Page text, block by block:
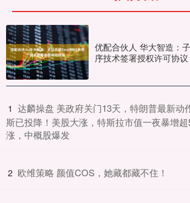
优配合伙人 华大智造：
序技术签署授权许可协议
1 达麟操盘 美政府关门13天，特朗普最新动
斯已投降！美股大涨，特斯拉市值一夜暴增
涨，中概股爆发
2 ​欧维策略 颜值COS，她藏都藏不住！